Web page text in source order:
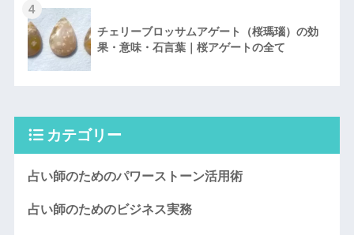
4
チェリーブロッサムアゲート（桜瑪瑙）の効
果・意味・石言葉｜桜アゲートの全て
カテゴリー
占い師のためのパワーストーン活用術
占い師のためのビジネス実務